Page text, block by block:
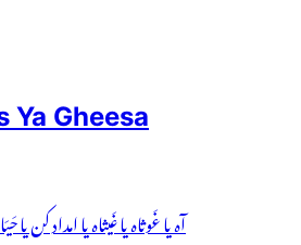
Ya Gheesa
آہ یا غَوثاہ یا غَیثاہ یا امداد کن یا